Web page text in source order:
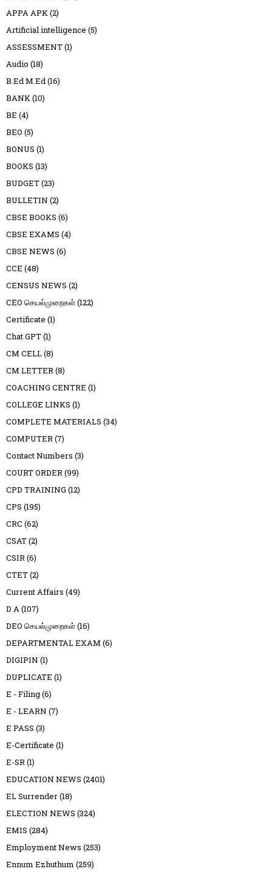
APPA APK(2)
Artificial intelligence (5)
ASSESSMENT(1)
Audio (18)
B.Ed M.Ed(16)
BANK(10)
BE (4)
BEO (5)
BONUS (1)
BOOKS (13)
BUDGET(23)
BULLETIN (2)
CBSE BOOKS (6)
CBSE EXAMS (4)
CBSE NEWS (6)
CCE (48)
CENSUS NEWS (2)
CEO செயல்முறைகள்(122)
Certificate (1)
Chat GPT(1)
CM CELL(8)
CM LETTER(8)
COACHING CENTRE (1)
COLLEGE LINKS (1)
COMPLETE MATERIALS (34)
COMPUTER(7)
Contact Numbers (3)
COURT ORDER(99)
CPD TRAINING (12)
CPS (195)
CRC (62)
CSAT(2)
CSIR(6)
CTET(2)
Current Affairs (49)
D A(107)
DEO செயல்முறைகள்(16)
DEPARTMENTAL EXAM (6)
DIGIPIN (1)
DUPLICATE (1)
E - Filing(6)
E - LEARN (7)
E PASS (3)
E-Certificate (1)
E-SR(1)
EDUCATION NEWS (2401)
EL Surrender(18)
ELECTION NEWS (324)
EMIS (284)
Employment News (253)
Ennum Ezhuthum (259)